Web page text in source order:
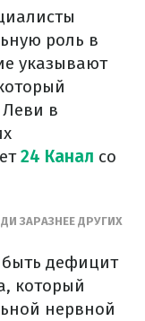
роль в
указывают
Леви в
24 Канал со
ЗАРАЗНЕЕ ДРУГИХ
дефицит
который
нервной